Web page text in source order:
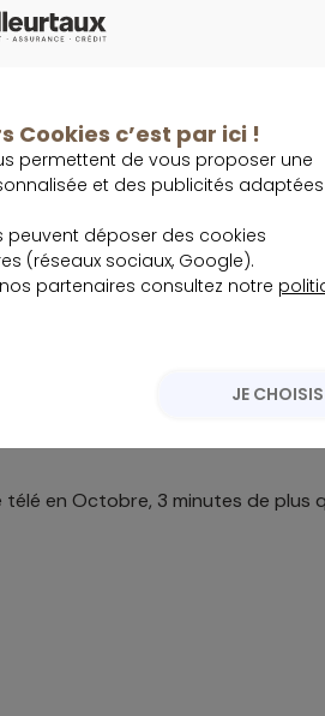
Lamy. On vit vraiment une période
(où sont les lycéens
(un milliard!!!) et les chaînes les
qui a annoncé lancer 20
en Octobre, 3 minutes de plus
Cookies c’est par ici !
permettent de vous proposer une
et des publicités
peuvent déposer des cookies
(réseaux sociaux, Google).
partenaires consultez notre
JE CHOISIS